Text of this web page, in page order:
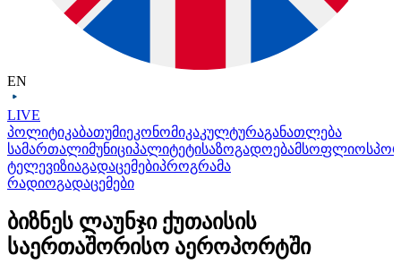
EN
LIVE
პოლიტიკაბათუმიეკონომიკაკულტურაგანათლება
სამართალიმუნიციპალიტეტისაზოგადოებამსოფლიო
ტელევიზიაგადაცემებიპროგრამა
რადიოგადაცემები
ბიზნეს ლაუნჯი ქუთაისის
საერთაშორისო აეროპორტში